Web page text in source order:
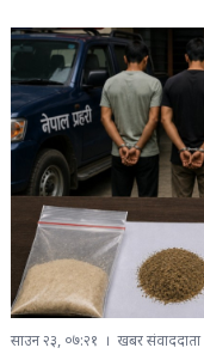
साउन २३, ०७:२१ खबर संवाददाता